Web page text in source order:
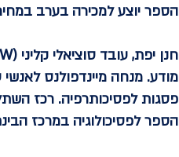
הספר יוצע למכירה בערב במחיר מוזל של 70 ש"ח (במקום 96 ש"ח). נא
חנן יפת
מודע. מנחה מיינדפולנס
פסגות לפסיכותרפיה. רכז
הספר לפסיכולוגיה במרכז